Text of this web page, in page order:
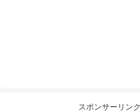
スポンサーリンク